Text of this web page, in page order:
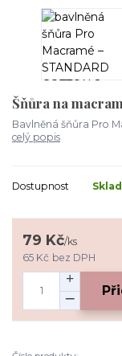
Šňůra na
Bavlněná šňůra Pro
celý popis
Dostupnost
79 Kč/ks
65 Kč bez DPH